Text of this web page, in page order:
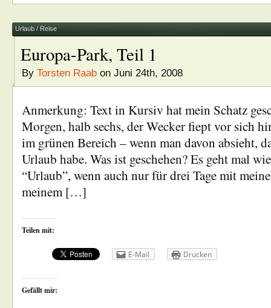
Urlaub / Reise
Europa-Park, Teil 1
By Torsten Raab on Juni 24th, 2008
Anmerkung: Text in Kursiv hat mein Schatz
Morgen, halb sechs, der Wecker fiept vor sich
im grünen Bereich – wenn man davon absieht,
Urlaub habe. Was ist geschehen? Es geht mal
“Urlaub”, wenn auch nur für drei Tage mit
meinem […]
Teilen mit:
E-Mail Drucken
Gefällt mir: